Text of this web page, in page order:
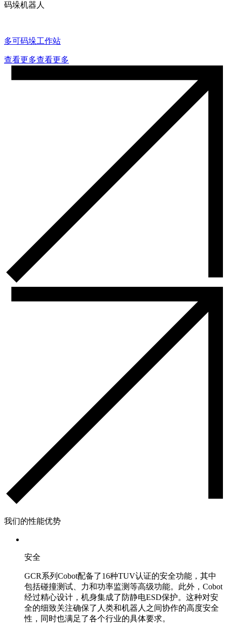
码垛机器人
多可码垛工作站
查看更多查看更多
我们的性能优势
安全
GCR系列Cobot配备了16种TUV认证的安全功能，其中
包括碰撞测试、力和功率监测等高级功能。此外，Cobot
经过精心设计，机身集成了防静电ESD保护。这种对安
全的细致关注确保了人类和机器人之间协作的高度安全
性，同时也满足了各个行业的具体要求。